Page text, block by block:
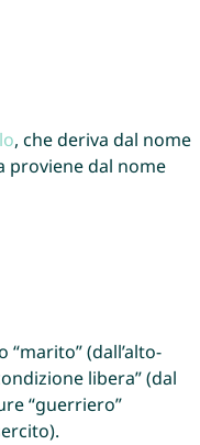
, che deriva dal nome
proviene dal nome
“marito” (dall’alto-
libera” (dal
“guerriero”